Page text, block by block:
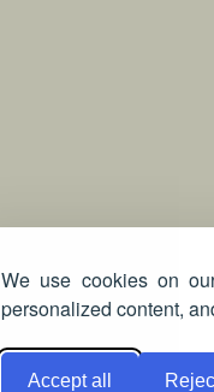
We use cookies on
personalized content,
Accept all